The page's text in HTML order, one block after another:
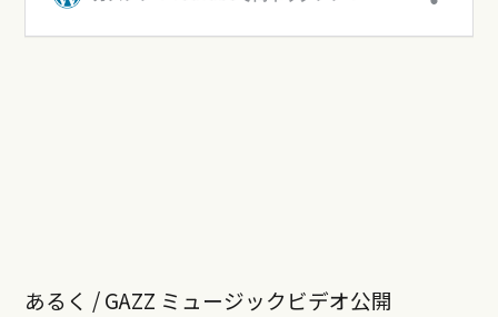
あるく / GAZZ ミュージックビデオ公開